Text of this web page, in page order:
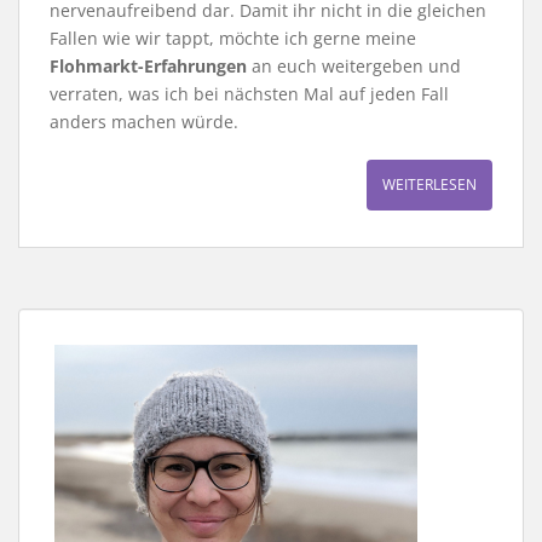
nervenaufreibend dar. Damit ihr nicht in die gleichen
Fallen wie wir tappt, möchte ich gerne meine
Flohmarkt-Erfahrungen an euch weitergeben und
verraten, was ich bei nächsten Mal auf jeden Fall
anders machen würde.
WEITERLESEN